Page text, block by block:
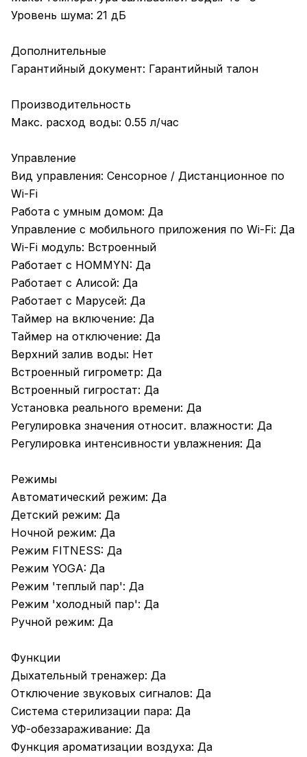
Уровень шума: 21 дБ
Дополнительные
Гарантийный документ: Гарантийный талон
Производительность
Макс. расход воды: 0.55 л/час
Управление
Вид управления: Сенсорное / Дистанционное по
Wi-Fi
Работа с умным домом: Да
Управление c мобильного приложения по Wi-Fi: Да
Wi-Fi модуль: Встроенный
Работает с HOMMYN: Да
Работает с Алисой: Да
Работает с Марусей: Да
Таймер на включение: Да
Таймер на отключение: Да
Верхний залив воды: Нет
Встроенный гигрометр: Да
Встроенный гигростат: Да
Установка реального времени: Да
Регулировка значения относит. влажности: Да
Регулировка интенсивности увлажнения: Да
Режимы
Автоматический режим: Да
Детский режим: Да
Ночной режим: Да
Режим FITNESS: Да
Режим YOGA: Да
Режим 'теплый пар': Да
Режим 'холодный пар': Да
Ручной режим: Да
Функции
Дыхательный тренажер: Да
Отключение звуковых сигналов: Да
Система стерилизации пара: Да
УФ-обеззараживание: Да
Функция ароматизации воздуха: Да